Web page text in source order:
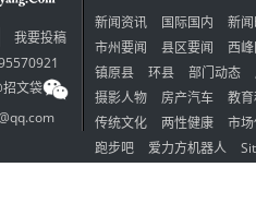
我要投稿
文袋
新闻资讯 国际国内
新
市州要闻
县区要闻
西
镇原县
环县 部门动态
摄影人物
房产汽车
教
传统文化
两性健康
市
跑步吧
爱力方机器人